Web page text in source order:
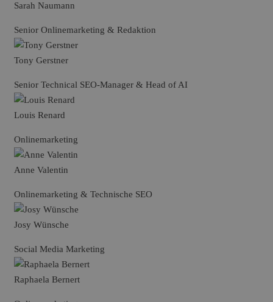
Sarah Naumann
Senior Onlinemarketing & Redaktion
Tony Gerstner
Senior Technical SEO-Manager & Head of AI
Louis Renard
Onlinemarketing
Anne Valentin
Onlinemarketing & Technische SEO
Josy Wünsche
Social Media Marketing
Raphaela Bernert